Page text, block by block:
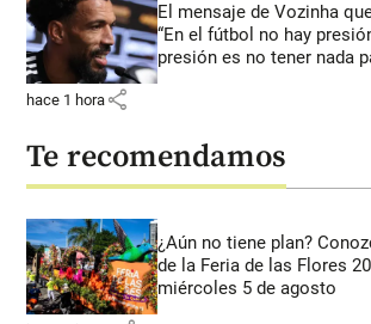
El mensaje de Vozinha
“En el fútbol no hay
presión es no tener nada
hace 1 hora share
Te recomendamos
¿Aún no tiene plan?
de la Feria de las Flores
miércoles 5 de agosto